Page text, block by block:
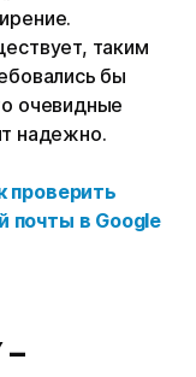
таким
бы
очевидные
надежно.
проверить
почты в Google
–